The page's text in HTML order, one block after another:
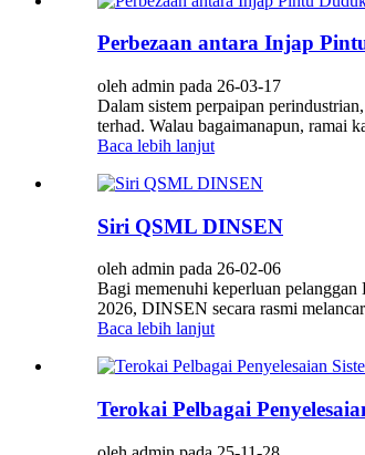
Perbezaan antara Injap
oleh admin pada 26-03-17
Dalam sistem perpaipan
terhad. Walau bagaimanapun, ramai
Baca lebih lanjut
Siri QSML DINSEN
oleh admin pada 26-02-06
Bagi memenuhi keperluan
2026, DINSEN secara rasmi
Baca lebih lanjut
Terokai Pelbagai